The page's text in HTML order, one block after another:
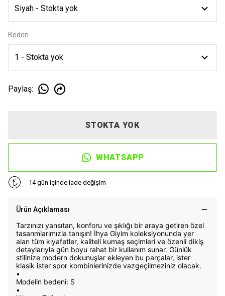
Beden
Paylaş:
STOKTA YOK
WHATSAPP
14 gün içinde iade değişim
Ürün Açıklaması
Tarzınızı yansıtan, konforu ve şıklığı bir araya getiren özel
tasarımlarımızla tanışın! İhya Giyim koleksiyonunda yer
alan tüm kıyafetler, kaliteli kumaş seçimleri ve özenli dikiş
detaylarıyla gün boyu rahat bir kullanım sunar. Günlük
stilinize modern dokunuşlar ekleyen bu parçalar, ister
klasik ister spor kombinlerinizde vazgeçilmeziniz olacak.
•
Modelin bedeni: S
•